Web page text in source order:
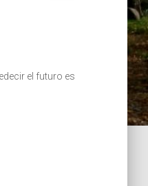
el futuro es